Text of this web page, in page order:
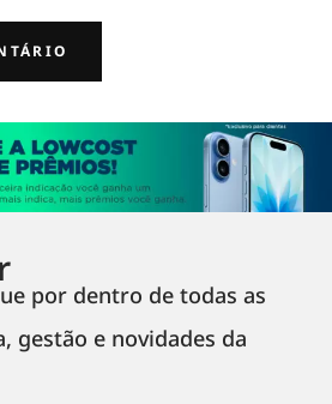
por dentro de todas as
gestão e novidades da